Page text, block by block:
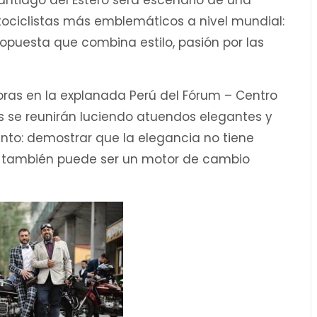
más emblemáticos a nivel mundial:
que combina estilo, pasión por las
en la explanada Perú del Fórum – Centro
reunirán luciendo atuendos elegantes y
demostrar que la elegancia no tiene
puede ser un motor de cambio